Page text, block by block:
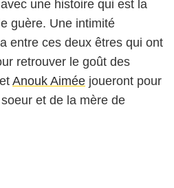
une histoire qui est la
guère. Une intimité
entre ces deux êtres qui ont
retrouver le goût des
et Anouk Aimée joueront pour
et de la mère de